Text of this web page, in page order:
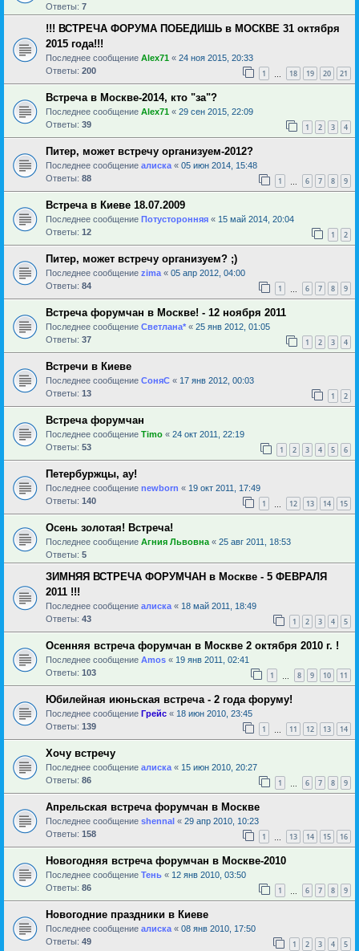
Ответы: 7
!!! ВСТРЕЧА ФОРУМА ПОБЕДИШЬ в МОСКВЕ 31 октября
2015 года!!!
Последнее сообщение Alex71 « 24 ноя 2015, 20:33
Ответы: 200 1 18 19 20 21
Встреча в Москве-2014, кто "за"?
Последнее сообщение Alex71 « 29 сен 2015, 22:09
Ответы: 39 1 2 3 4
Питер, может встречу организуем-2012?
Последнее сообщение алиска « 05 июн 2014, 15:48
Ответы: 88 1 6 7 8 9
Встреча в Киеве 18.07.2009
Последнее сообщение Потусторонняя « 15 май 2014, 20:04
Ответы: 12 1 2
Питер, может встречу организуем? ;)
Последнее сообщение zima « 05 апр 2012, 04:00
Ответы: 84 1 6 7 8 9
Встреча форумчан в Москве! - 12 ноября 2011
Последнее сообщение Светлана* « 25 янв 2012, 01:05
Ответы: 37 1 2 3 4
Встречи в Киеве
Последнее сообщение СоняС « 17 янв 2012, 00:03
Ответы: 13 1 2
Встреча форумчан
Последнее сообщение Timo « 24 окт 2011, 22:19
Ответы: 53 1 2 3 4 5 6
Петербуржцы, ау!
Последнее сообщение newborn « 19 окт 2011, 17:49
Ответы: 140 1 12 13 14 15
Осень золотая! Встреча!
Последнее сообщение Агния Львовна « 25 авг 2011, 18:53
Ответы: 5
ЗИМНЯЯ ВСТРЕЧА ФОРУМЧАН в Москве - 5 ФЕВРАЛЯ
2011 !!!
Последнее сообщение алиска « 18 май 2011, 18:49
Ответы: 43 1 2 3 4 5
Осенняя встреча форумчан в Москве 2 октября 2010 г. !
Последнее сообщение Amos « 19 янв 2011, 02:41
Ответы: 103 1 8 9 10 11
Юбилейная июньская встреча - 2 года форуму!
Последнее сообщение Грейс « 18 июн 2010, 23:45
Ответы: 139 1 11 12 13 14
Хочу встречу
Последнее сообщение алиска « 15 июн 2010, 20:27
Ответы: 86 1 6 7 8 9
Апрельская встреча форумчан в Москве
Последнее сообщение shennal « 29 апр 2010, 10:23
Ответы: 158 1 13 14 15 16
Новогодняя встреча форумчан в Москве-2010
Последнее сообщение Тень « 12 янв 2010, 03:50
Ответы: 86 1 6 7 8 9
Новогодние праздники в Киеве
Последнее сообщение алиска « 08 янв 2010, 17:50
Ответы: 49 1 2 3 4 5